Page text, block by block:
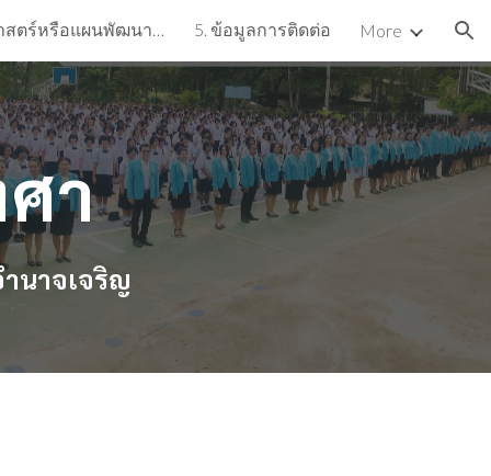
4. แผนยุทธศาสตร์หรือแผนพัฒนาหน่วยงาน 5. ข้อมูลการติดต่อ More
า
นาจเจริญ